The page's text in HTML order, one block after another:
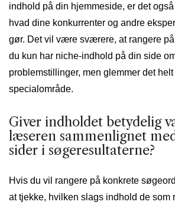
indhold på din hjemmeside, er det
hvad dine konkurrenter og andre
gør. Det vil være sværere, at rangere
du kun har niche-indhold på din side
problemstillinger, men glemmer det
specialområde.
Giver indholdet betydelig
læseren sammenlignet
sider i søgeresultaterne?
Hvis du vil rangere på konkrete
at tjekke, hvilken slags indhold de som